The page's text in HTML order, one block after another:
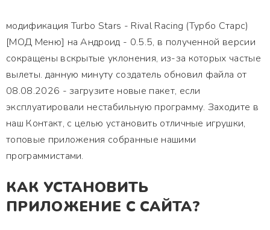
модификация Turbo Stars - Rival Racing (Турбо Старс)
[МОД Меню] на Андроид - 0.5.5, в полученной версии
сокращены вскрытые уклонения, из-за которых частые
вылеты. данную минуту создатель обновил файла от
08.08.2026 - загрузите новые пакет, если
эксплуатировали нестабильную программу. Заходите в
наш Контакт, с целью установить отличные игрушки,
топовые приложения собранные нашими
программистами.
КАК УСТАНОВИТЬ
ПРИЛОЖЕНИЕ С САЙТА?